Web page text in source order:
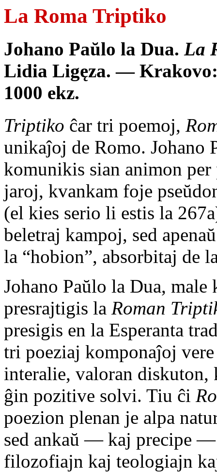
La Roma Triptiko
Johano Paŭlo la Dua. La
Lidia Ligęza. —
1000 ekz.
Triptiko ĉar tri poemoj,
unikaĵoj de Romo. Johano
komunikis sian animon
jaroj, kvankam foje
(el kies serio li estis la
beletraj kampoj, sed
la “hobion”, absorbitaj de
Johano Paŭlo la Dua,
presrajtigis la Roman
presigis en la Esperanta
tri poeziaj komponaĵoj
interalie, valoran diskuton,
ĝin pozitive solvi. Tiu ĉi
poezion plenan je alpa
sed ankaŭ — kaj precipe —
filozofiajn kaj teologiajn